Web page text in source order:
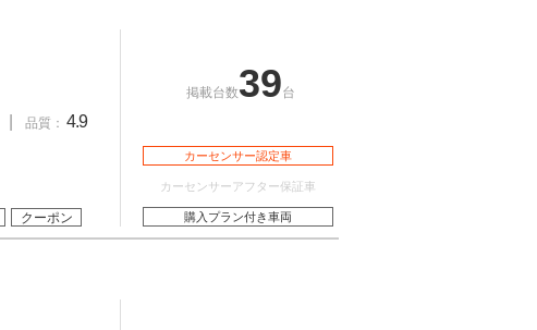
品質： 4.9
クーポン
掲載台数39台
カーセンサー認定車
カーセンサーアフター保証車
購入プラン付き車両